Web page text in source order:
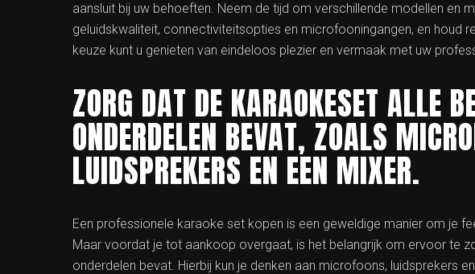
aansluit bij uw behoeften. Neem de tijd om verschillende modellen en
geluidskwaliteit, connectiviteitsopties en microfooningangen, en houd
keuze kunt u genieten van eindeloos plezier en vermaak met uw
ZORG DAT DE KARAOKESET ALLE
ONDERDELEN BEVAT, ZOALS
LUIDSPREKERS EN EEN MIXER.
Een professionele karaoke set kopen is een geweldige manier om je
Maar voordat je tot aankoop overgaat, is het belangrijk om ervoor te
onderdelen bevat. Hierbij kun je denken aan microfoons, luidsprekers